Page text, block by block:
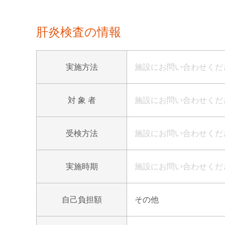
肝炎検査の情報
実施方法 施設にお問い合わせくだ
対 象 者 施設にお問い合わせくだ
受検方法 施設にお問い合わせくだ
実施時期 施設にお問い合わせくだ
自己負担額 その他